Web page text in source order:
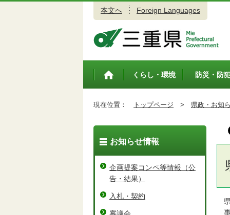
本文へ Foreign Languages
トップペ
くらし・環境 防災・防
現在位置： トップページ > 県政・お知
県
事
お知らせ情報
企画提案コンペ等情報（公
告・結果）
入札・契約